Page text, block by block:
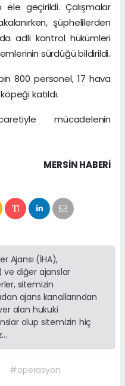
geçirildi. Çalışmalar
şüphelilerden
adli kontrol hükümleri
sürdüğü bildirildi.
800 personel, 17 hava
katıldı.
mücadelenin
MERSIN HABERİ
Ajansı (İHA),
ve diğer ajanslar
sitemizin
ajans kanallarından
alan hukuki
olup sitemizin hiç
#operasyon